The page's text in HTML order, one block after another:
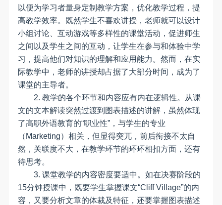
以便为学习者量身定制教学方案，优化教学过程，提
高教学效率。既然学生不喜欢讲授，老师就可以设计
小组讨论、互动游戏等多样性的课堂活动，促进师生
之间以及学生之间的互动，让学生在参与和体验中学
习，提高他们对知识的理解和应用能力。然而，在实
际教学中，老师的讲授却占据了大部分时间，成为了
课堂的主导者。
2. 教学的各个环节和内容应有内在逻辑性。从课
文的文本解读突然过渡到图表描述的讲解，虽然体现
了高职外语教育的“职业性”，与学生的专业
（Marketing）相关，但显得突兀，前后衔接不太自
然，关联度不大，在教学环节的环环相扣方面，还有
待思考。
3. 课堂教学的内容密度要适中。如在决赛阶段的
15分钟授课中，既要学生掌握课文“Cliff Village”的内
容，又要分析文章的体裁及特征，还要掌握图表描述